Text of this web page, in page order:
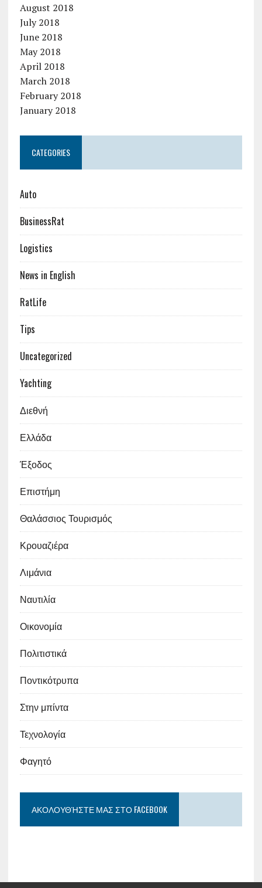
August 2018
July 2018
June 2018
May 2018
April 2018
March 2018
February 2018
January 2018
CATEGORIES
Auto
BusinessRat
Logistics
News in English
RatLife
Tips
Uncategorized
Yachting
Διεθνή
Ελλάδα
Έξοδος
Επιστήμη
Θαλάσσιος Τουρισμός
Κρουαζιέρα
Λιμάνια
Ναυτιλία
Οικονομία
Πολιτιστικά
Ποντικότρυπα
Στην μπίντα
Τεχνολογία
Φαγητό
ΑΚΟΛΟΥΘΉΣΤΕ ΜΑΣ ΣΤΟ FACEBOOK